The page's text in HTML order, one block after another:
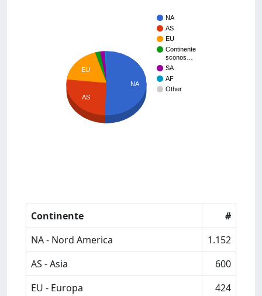
NA
AS
EU
Continente
sconos…
SA
AF
Other
EU
AS
NA
Continente
#
NA - Nord America
1.152
AS - Asia
600
EU - Europa
424